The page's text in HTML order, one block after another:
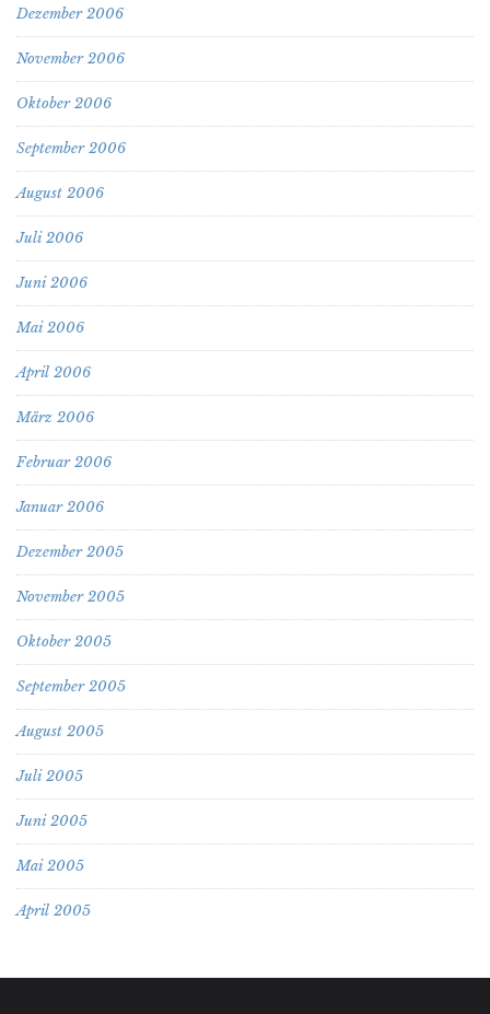
Dezember 2006
November 2006
Oktober 2006
September 2006
August 2006
Juli 2006
Juni 2006
Mai 2006
April 2006
März 2006
Februar 2006
Januar 2006
Dezember 2005
November 2005
Oktober 2005
September 2005
August 2005
Juli 2005
Juni 2005
Mai 2005
April 2005